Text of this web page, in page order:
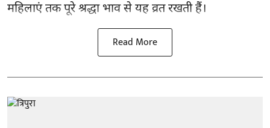
महिलाएं तक पूरे श्रद्धा भाव से यह व्रत रखती हैं।
Read More